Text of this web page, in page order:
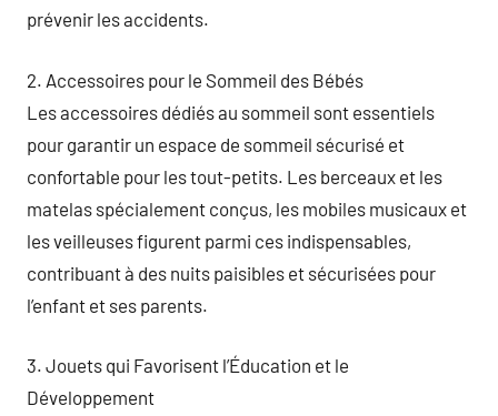
prévenir les accidents.
2. Accessoires pour le Sommeil des Bébés
Les accessoires dédiés au sommeil sont essentiels
pour garantir un espace de sommeil sécurisé et
confortable pour les tout-petits. Les berceaux et les
matelas spécialement conçus, les mobiles musicaux et
les veilleuses figurent parmi ces indispensables,
contribuant à des nuits paisibles et sécurisées pour
l’enfant et ses parents.
3. Jouets qui Favorisent l’Éducation et le
Développement